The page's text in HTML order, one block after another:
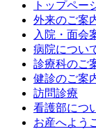
トップペー
外来のご案
入院・面会
病院につい
診療科のご
健診のご案
訪問診療
看護部につ
お産へよう